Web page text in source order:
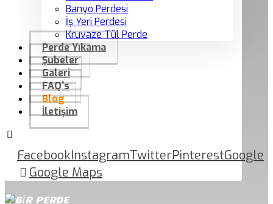
Banyo Perdesi
İş Yeri Perdesi
Kruvaze Tül Perde
Perde Yıkama
Şubeler
Galeri
FAQ’s
Blog
İletişim
FacebookInstagramTwitterPinterestGoogle
Google Maps